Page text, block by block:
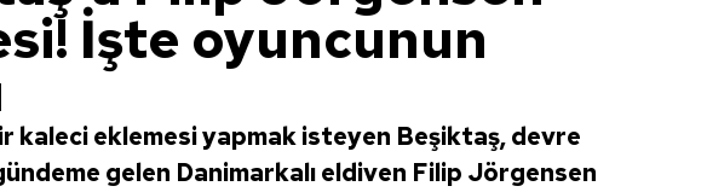
İşte oyuncunun
kaleci eklemesi yapmak isteyen Beşiktaş, devre
gelen Danimarkalı eldiven Filip Jörgensen